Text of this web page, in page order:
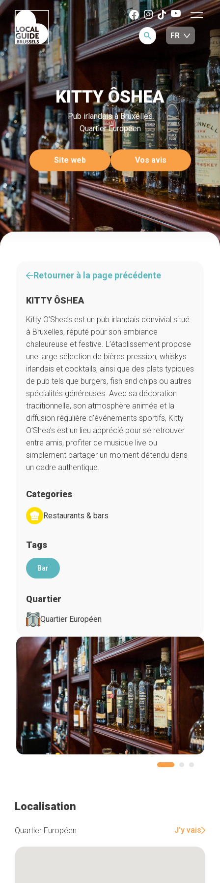
KITTY ÔSHEA
Pub irlandais à Bruxelles
Quartier Européen
Site web Vos avis
Retourner à la page précédente
KITTY ÔSHEA
Kitty O’Shea’s est un pub irlandais convivial situé
à Bruxelles, réputé pour son ambiance
chaleureuse et festive. L’établissement propose
une large sélection de bières pression, whiskys
irlandais et cocktails, ainsi que des plats typiques
de pub tels que burgers, fish and chips ou autres
spécialités généreuses. Avec sa décoration
traditionnelle, son atmosphère animée et la
diffusion régulière d’événements sportifs, Kitty
O’Shea’s est un lieu apprécié pour se retrouver
entre amis, profiter de musique live ou
simplement partager un moment détendu dans
un cadre authentique.
Categories
Restaurants & bars
Tags
Bar
Quartier
Quartier Européen
Localisation
Quartier Européen J'y vais